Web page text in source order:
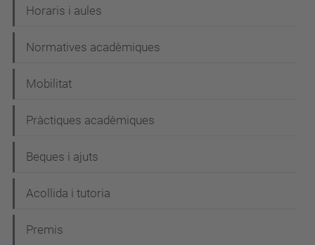
Horaris i aules
Normatives acadèmiques
Mobilitat
Pràctiques acadèmiques
Beques i ajuts
Acollida i tutoria
Premis